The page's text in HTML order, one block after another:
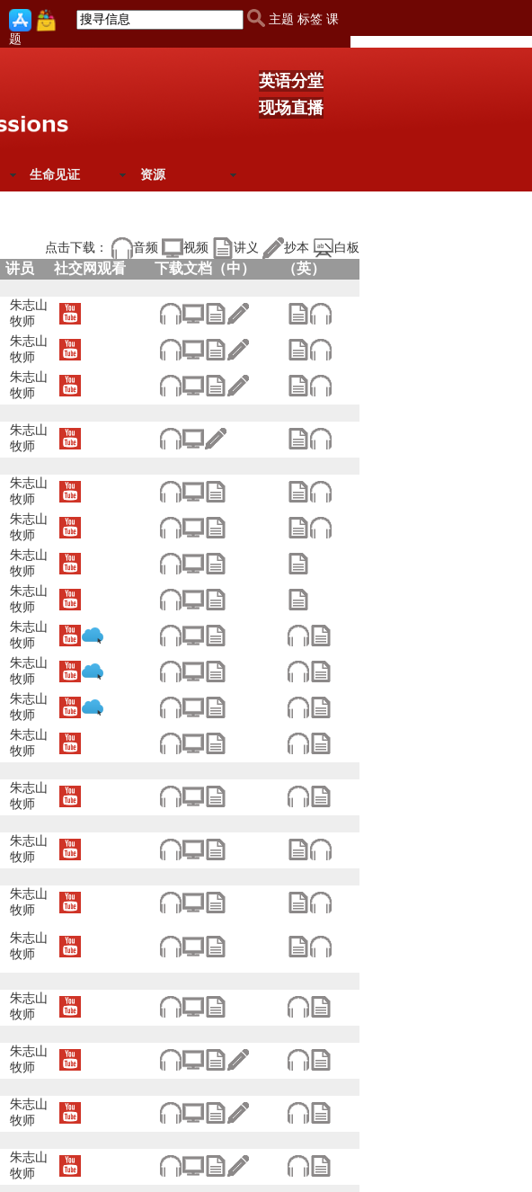
主题 标签 课
题
英语分堂
现场直播
生命见证 资源
点击下载：
音频 视频 讲义 抄本 白板
讲员 社交网观看 下载文档（中） （英）
朱志山
牧师
朱志山
牧师
朱志山
牧师
朱志山
牧师
朱志山
牧师
朱志山
牧师
朱志山
牧师
朱志山
牧师
朱志山
牧师
朱志山
牧师
朱志山
牧师
朱志山
牧师
朱志山
牧师
朱志山
牧师
朱志山
牧师
朱志山
牧师
朱志山
牧师
朱志山
牧师
朱志山
牧师
朱志山
牧师